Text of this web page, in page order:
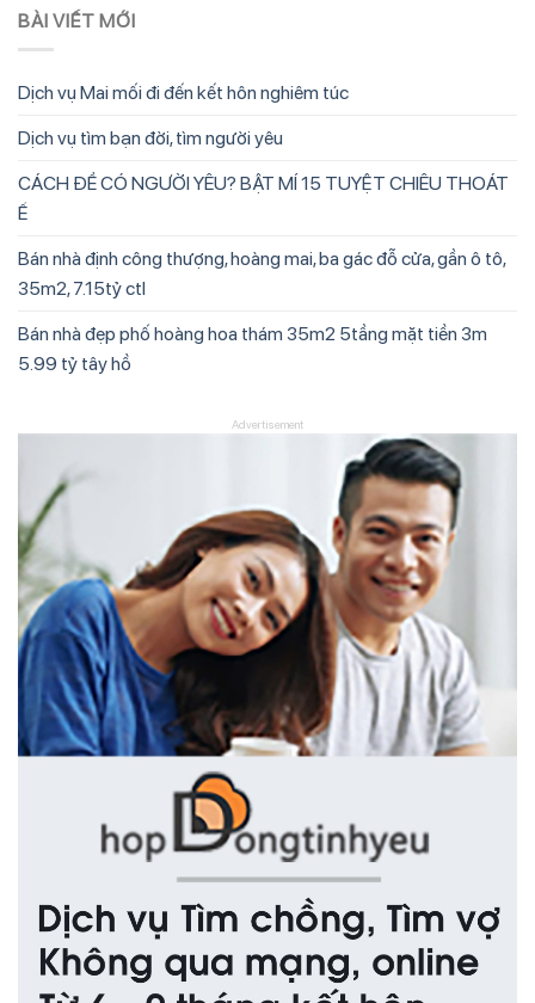
BÀI VIẾT MỚI
Dịch vụ Mai mối đi đến kết hôn nghiêm túc
Dịch vụ tìm bạn đời, tìm người yêu
CÁCH ĐỂ CÓ NGƯỜI YÊU? BẬT MÍ 15 TUYỆT CHIÊU THOÁT
Ế
Bán nhà định công thượng, hoàng mai, ba gác đỗ cửa, gần ô tô,
35m2, 7.15tỷ ctl
Bán nhà đẹp phố hoàng hoa thám 35m2 5tầng mặt tiền 3m
5.99 tỷ tây hồ
Advertisement